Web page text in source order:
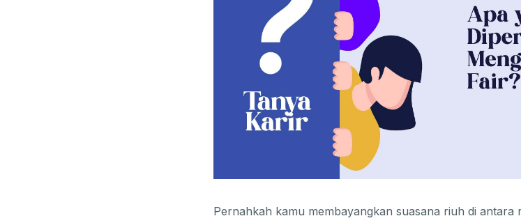
Pernahkah kamu membayangkan suasana riuh di